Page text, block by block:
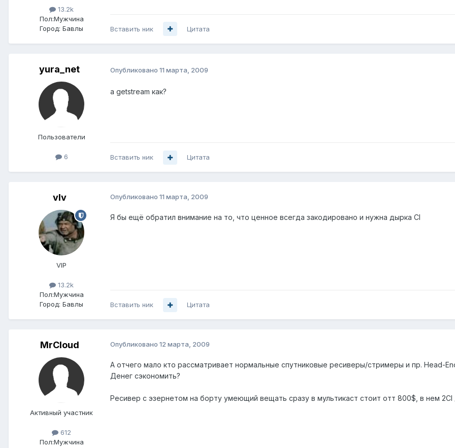
13.2k
Пол:Мужчина
Город: Бавлы Вставить ник Цитата
yura_net
Пользователи
6
Опубликовано 11 марта, 2009
а getstream как?
Вставить ник Цитата
vIv
VIP
13.2k
Пол:Мужчина
Город: Бавлы
Опубликовано 11 марта, 2009
Я бы ещё обратил внимание на то, что ценное всегда закодировано и нужна дырка CI
Вставить ник Цитата
MrCloud
Активный участник
612
Пол:Мужчина
Опубликовано 12 марта, 2009
А отчего мало кто рассматривает нормальные спутниковые ресиверы/стримеры и пр. Head-
Денег сэкономить?
Ресивер с эзернетом на борту умеющий вещать сразу в мультикаст стоит отт 800$, в нем